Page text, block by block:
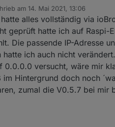
bind EADDRINUSE 0.0.0.0:9522"
lohnen würde es sich auf jeden
hast und keine Instanz
IP und Port
obige Fehlermeldung besagt ja,
binden. Bei mir
EM Adapter kann/darf nur eine
am 14. Mai 2021, 13:06
editiert von
alles vollständig via
geprüft hatte ich auf
Die passende IP-Adresse
hatte ich auch nicht
0.0.0.0 versucht, wäre mir
im Hintergrund doch noch
zumal die V0.5.7 bei mir